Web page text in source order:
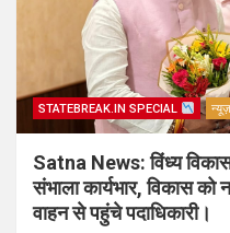
STATEBREAK.IN SPECIAL न्यूज़
Satna News: विंध्य
संभाला कार्यभार, विकास
वाहन से पहुंचे पदाधिकारी।